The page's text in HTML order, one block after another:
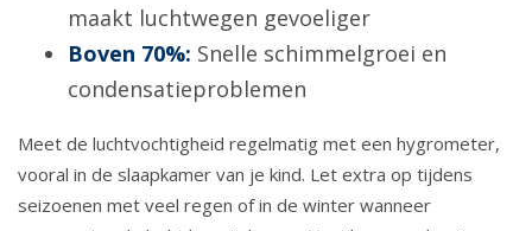
maakt luchtwegen gevoeliger
Boven 70%: Snelle schimmelgroei en
condensatieproblemen
Meet de luchtvochtigheid regelmatig met een hygrometer,
vooral in de slaapkamer van je kind. Let extra op tijdens
seizoenen met veel regen of in de winter wanneer